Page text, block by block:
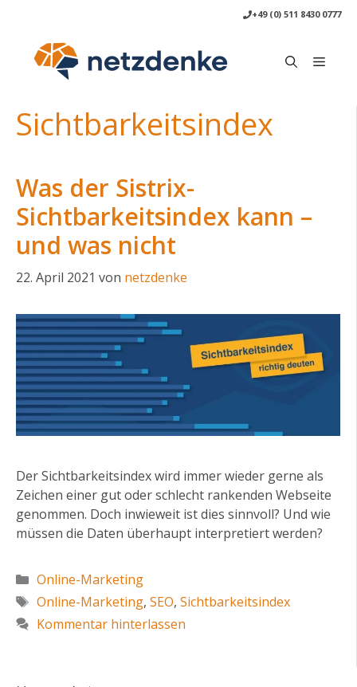
springen
+49 (0) 511 8430 0777
Menü
Sichtbarkeitsindex
Was der Sistrix-
Sichtbarkeitsindex kann –
und was nicht
22. April 2021 von netzdenke
Der Sichtbarkeitsindex wird immer wieder gerne als
Zeichen einer gut oder schlecht rankenden Webseite
genommen. Doch inwieweit ist dies sinnvoll? Und wie
müssen die Daten überhaupt interpretiert werden?
Kategorien
Online-Marketing
Schlagwörter
Online-Marketing, SEO, Sichtbarkeitsindex
Kommentar hinterlassen